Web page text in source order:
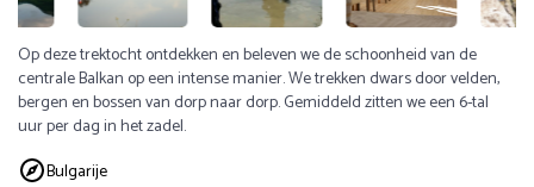
Op deze trektocht ontdekken en beleven we de schoonheid van de
centrale Balkan op een intense manier. We trekken dwars door velden,
bergen en bossen van dorp naar dorp. Gemiddeld zitten we een 6-tal
uur per dag in het zadel.
Bulgarije